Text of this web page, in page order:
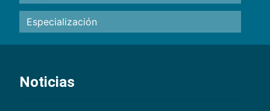
Especialización
Noticias